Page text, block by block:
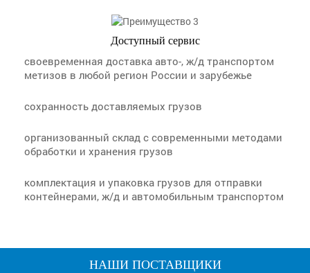
Доступный сервис
своевременная доставка авто-, ж/д транспортом
метизов в любой регион России и зарубежье
сохранность доставляемых грузов
организованный склад с современными методами
обработки и хранения грузов
комплектация и упаковка грузов для отправки
контейнерами, ж/д и автомобильным транспортом
НАШИ ПОСТАВЩИКИ